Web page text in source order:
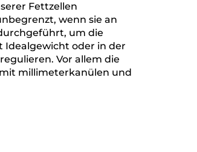
Fettzellen
wenn sie an
um die
oder in der
Vor allem die
millimeterkanülen und